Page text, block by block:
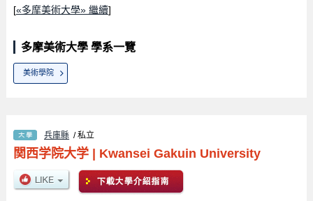
[«多摩美術大學» 繼續]
多摩美術大學 學系一覽
美術學院
兵庫縣 / 私立
関西学院大学| Kwansei Gakuin University